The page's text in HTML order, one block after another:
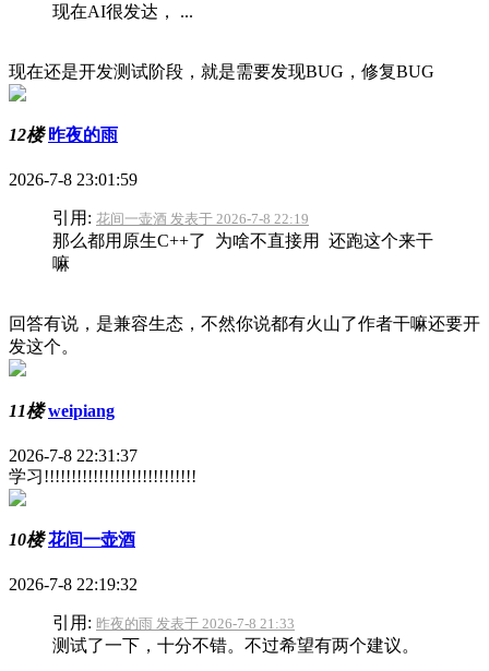
现在AI很发达， ...
现在还是开发测试阶段，就是需要发现BUG，修复BUG
12楼 昨夜的雨
2026-7-8 23:01:59
引用: 花间一壶酒 发表于 2026-7-8 22:19
那么都用原生C++了 为啥不直接用 还跑这个来干
嘛
回答有说，是兼容生态，不然你说都有火山了作者干嘛还要开
发这个。
11楼 weipiang
2026-7-8 22:31:37
学习!!!!!!!!!!!!!!!!!!!!!!!!!!!!
10楼 花间一壶酒
2026-7-8 22:19:32
引用: 昨夜的雨 发表于 2026-7-8 21:33
测试了一下，十分不错。不过希望有两个建议。